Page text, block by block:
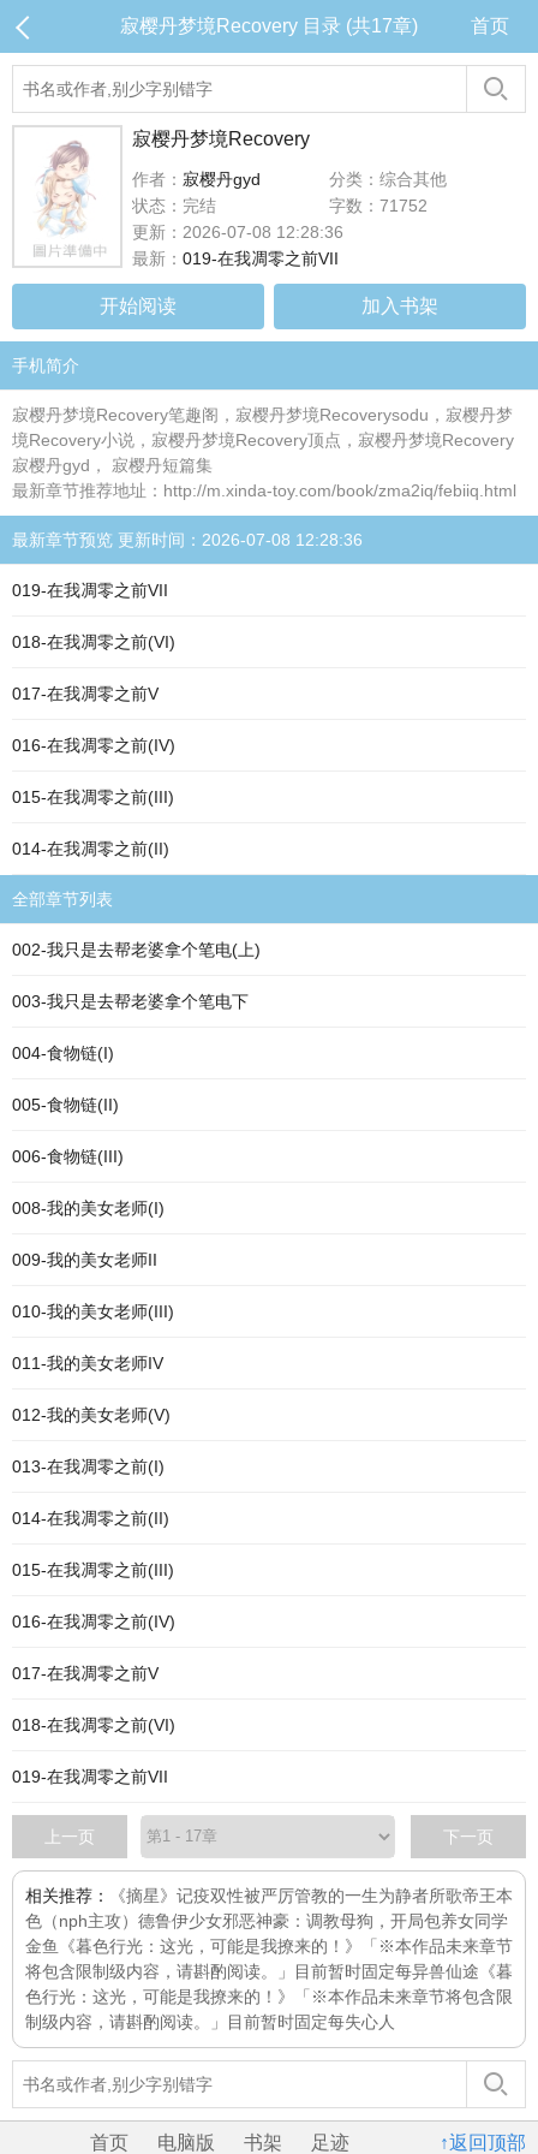
寂樱丹梦境Recovery 目录 (共17章) 首页
寂樱丹梦境Recovery
作者： 寂樱丹gyd
分类：综合其他
状态：完结
字数：71752
更新：2026-07-08 12:28:36
最新： 019-在我凋零之前VII
开始阅读 加入书架
手机简介
寂樱丹梦境Recovery笔趣阁，寂樱丹梦境Recoverysodu，寂樱丹梦
境Recovery小说，寂樱丹梦境Recovery顶点，寂樱丹梦境Recovery
寂樱丹gyd， 寂樱丹短篇集
最新章节推荐地址：http://m.xinda-toy.com/book/zma2iq/febiiq.html
最新章节预览 更新时间：2026-07-08 12:28:36
019-在我凋零之前VII
018-在我凋零之前(VI)
017-在我凋零之前V
016-在我凋零之前(IV)
015-在我凋零之前(III)
014-在我凋零之前(II)
全部章节列表
002-我只是去帮老婆拿个笔电(上)
003-我只是去帮老婆拿个笔电下
004-食物链(I)
005-食物链(II)
006-食物链(III)
008-我的美女老师(I)
009-我的美女老师II
010-我的美女老师(III)
011-我的美女老师IV
012-我的美女老师(V)
013-在我凋零之前(I)
014-在我凋零之前(II)
015-在我凋零之前(III)
016-在我凋零之前(IV)
017-在我凋零之前V
018-在我凋零之前(VI)
019-在我凋零之前VII
上一页 下一页
相关推荐： 《摘星》 记疫双性被严厉管教的一生为静者所歌帝王本
色（nph主攻） 德鲁伊少女邪恶神豪：调教母狗，开局包养女同学
金鱼
《暮色行光：这光，可能是我撩来的！》「※本作品未来章节
将包含限制级内容，请斟酌阅读。」目前暂时固定每异兽仙途 《暮
色行光：这光，可能是我撩来的！》「※本作品未来章节将包含限
制级内容，请斟酌阅读。」目前暂时固定每失心人
↑返回顶部
首页 电脑版 书架 足迹